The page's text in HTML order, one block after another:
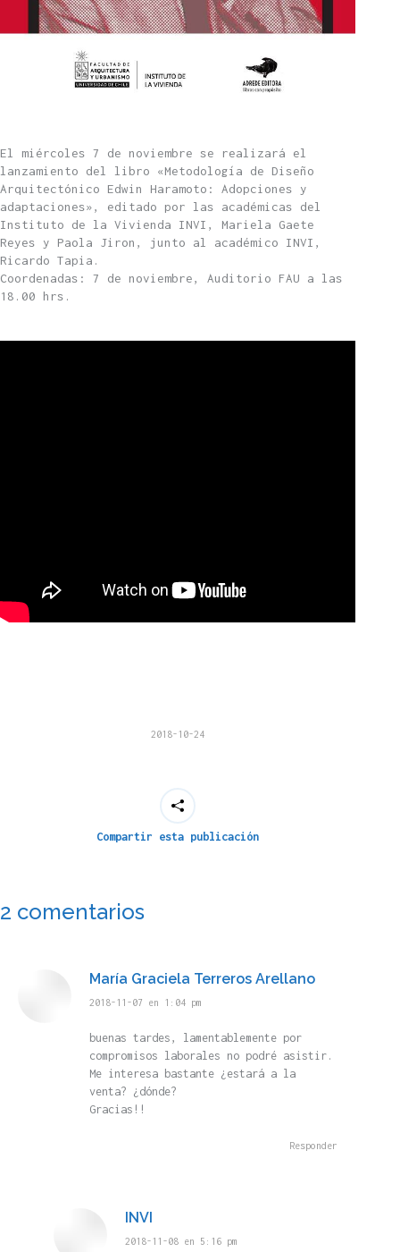
El miércoles 7 de noviembre se realizará el
lanzamiento del libro «Metodología de Diseño
Arquitectónico Edwin Haramoto: Adopciones y
adaptaciones», editado por las académicas del
Instituto de la Vivienda INVI, Mariela Gaete
Reyes y Paola Jiron, junto al académico INVI,
Ricardo Tapia.
Coordenadas: 7 de noviembre, Auditorio FAU a las
18.00 hrs.
2018-10-24
Compartir esta publicación
2 comentarios
María Graciela Terreros Arellano
dice:
2018-11-07 en 1:04 pm
buenas tardes, lamentablemente por
compromisos laborales no podré asistir.
Me interesa bastante ¿estará a la
venta? ¿dónde?
Gracias!!
Responder
INVI
dice:
2018-11-08 en 5:16 pm